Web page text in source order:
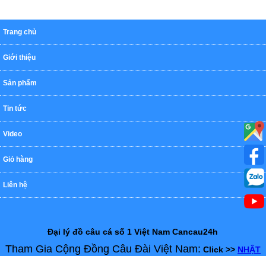
Trang chủ
Giới thiệu
Sản phẩm
Tin tức
Video
Giỏ hàng
Liên hệ
Đại lý đồ câu cá số 1 Việt Nam Cancau24h
Tham Gia Cộng Đồng Câu Đài Việt Nam: Click >> NHẬT